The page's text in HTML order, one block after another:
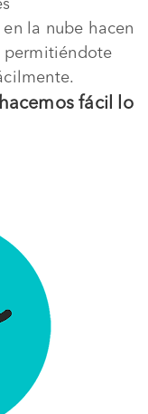
la nube hacen
permitiéndote
fácil lo